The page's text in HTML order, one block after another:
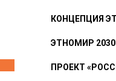
КОНЦЕПЦИЯ
ЭТНОМИР 2030
ПРОЕКТ